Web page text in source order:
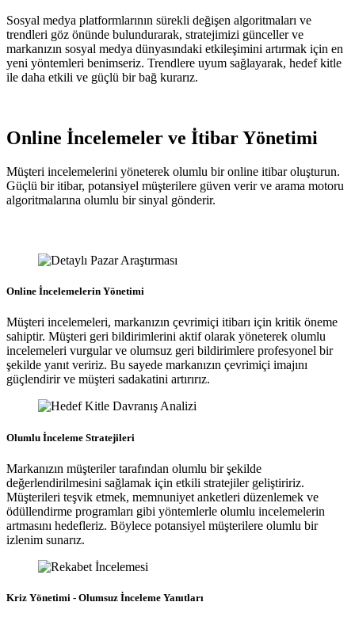
Sosyal medya platformlarının sürekli değişen algoritmaları ve
trendleri göz önünde bulundurarak, stratejimizi günceller ve
markanızın sosyal medya dünyasındaki etkileşimini artırmak için en
yeni yöntemleri benimseriz. Trendlere uyum sağlayarak, hedef kitle
ile daha etkili ve güçlü bir bağ kurarız.
Online İncelemeler ve İtibar Yönetimi
Müşteri incelemelerini yöneterek olumlu bir online itibar oluşturun.
Güçlü bir itibar, potansiyel müşterilere güven verir ve arama motoru
algoritmalarına olumlu bir sinyal gönderir.
Online İncelemelerin Yönetimi
Müşteri incelemeleri, markanızın çevrimiçi itibarı için kritik öneme
sahiptir. Müşteri geri bildirimlerini aktif olarak yöneterek olumlu
incelemeleri vurgular ve olumsuz geri bildirimlere profesyonel bir
şekilde yanıt veririz. Bu sayede markanızın çevrimiçi imajını
güçlendirir ve müşteri sadakatini artırırız.
Olumlu İnceleme Stratejileri
Markanızın müşteriler tarafından olumlu bir şekilde
değerlendirilmesini sağlamak için etkili stratejiler geliştiririz.
Müşterileri teşvik etmek, memnuniyet anketleri düzenlemek ve
ödüllendirme programları gibi yöntemlerle olumlu incelemelerin
artmasını hedefleriz. Böylece potansiyel müşterilere olumlu bir
izlenim sunarız.
Kriz Yönetimi - Olumsuz İnceleme Yanıtları